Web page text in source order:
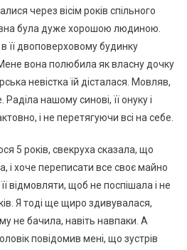
через вісім років спільного
була дуже хорошою людиною.
її двоповерховому будинку
вона полюбила як власну дочку
невістка їй дісталася. Мовляв,
Раділа нашому синові, її онуку і
і не перетягуючи всі на себе.
5 років, свекруха сказала, що
і хоче переписати все своє майно
відмовляти, щоб не поспішала і не
Я тоді ще щиро здивувалася,
не бачила, навіть навпаки. А
повідомив мені, що зустрів